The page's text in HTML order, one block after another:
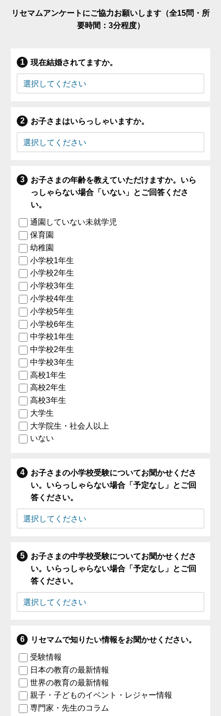
リセマムアンケートにご協力お願いします（全15問・所
要時間：3分程度）
現在結婚されてますか。
お子さまはいらっしゃいますか。
お子さまの年齢を教えていただけますか。いら
っしゃらない場合「いない」とご回答くださ
い。
通園していない未就学児
保育園
幼稚園
小学校1年生
小学校2年生
小学校3年生
小学校4年生
小学校5年生
小学校6年生
中学校1年生
中学校2年生
中学校3年生
高校1年生
高校2年生
高校3年生
大学生
大学院生・社会人以上
いない
お子さまの小学校受験についてお聞かせくださ
い。いらっしゃらない場合「予定なし」とご回
答ください。
お子さまの中学校受験についてお聞かせくださ
い。いらっしゃらない場合「予定なし」とご回
答ください。
リセマムで知りたい情報をお聞かせください。
受験情報
日本の教育の最新情報
世界の教育の最新情報
親子・子どものイベント・レジャー情報
専門家・先生のコラム